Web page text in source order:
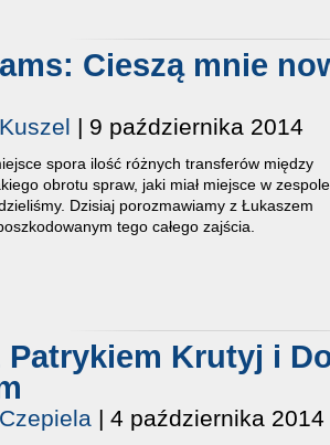
Cieszą mnie
| 9 października 2014
spora ilość różnych transferów między
obrotu spraw, jaki miał miejsce w zespole
Dzisiaj porozmawiamy z Łukaszem
tego całego zajścia.
Patrykiem Krutyj i
| 4 października 2014